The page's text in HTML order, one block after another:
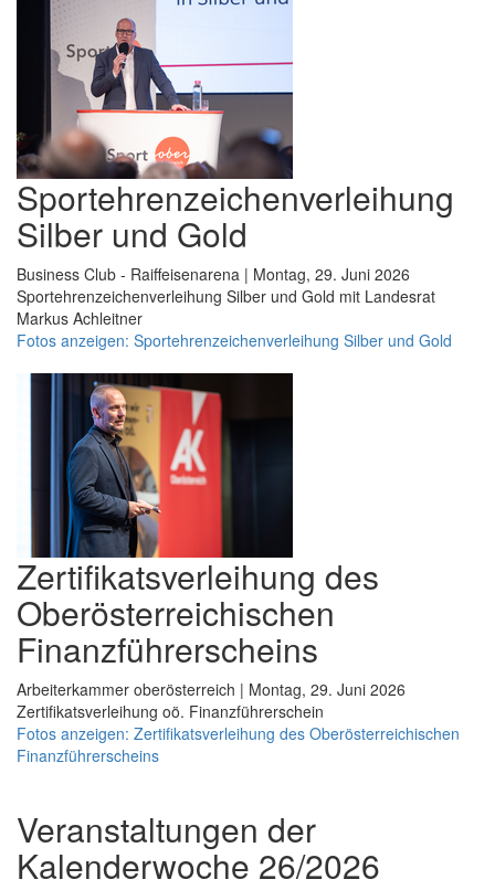
Sportehrenzeichenverleihung
Silber und Gold
Business Club - Raiffeisenarena | Montag, 29. Juni 2026
Sportehrenzeichenverleihung Silber und Gold mit Landesrat
Markus Achleitner
Fotos anzeigen: Sportehrenzeichenverleihung Silber und Gold
Zertifikatsverleihung des
Oberösterreichischen
Finanzführerscheins
Arbeiterkammer oberösterreich | Montag, 29. Juni 2026
Zertifikatsverleihung oö. Finanzführerschein
Fotos anzeigen: Zertifikatsverleihung des Oberösterreichischen
Finanzführerscheins
Veranstaltungen der
Kalenderwoche 26/2026